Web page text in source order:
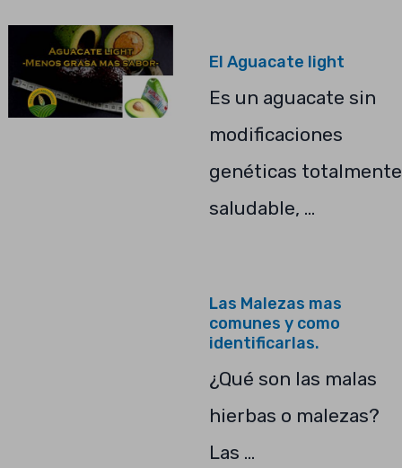
El Aguacate light
Es un aguacate sin
modificaciones
genéticas totalmente
saludable, …
Las Malezas mas
comunes y como
identificarlas.
¿Qué son las malas
hierbas o malezas?
Las …